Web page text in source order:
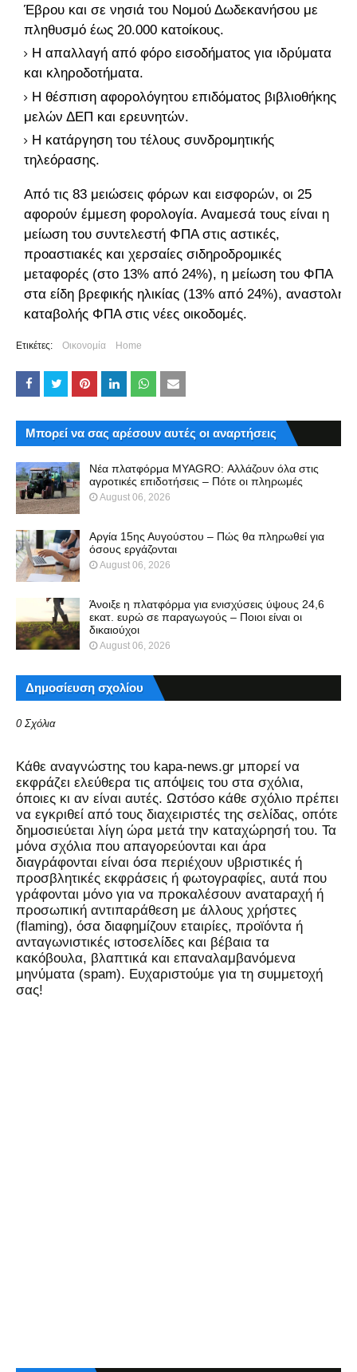
Έβρου και σε νησιά του Νομού Δωδεκανήσου με
πληθυσμό έως 20.000 κατοίκους.
Η απαλλαγή από φόρο εισοδήματος για ιδρύματα
και κληροδοτήματα.
Η θέσπιση αφορολόγητου επιδόματος βιβλιοθήκης
μελών ΔΕΠ και ερευνητών.
Η κατάργηση του τέλους συνδρομητικής
τηλεόρασης.
Από τις 83 μειώσεις φόρων και εισφορών, οι 25
αφορούν έμμεση φορολογία. Αναμεσά τους είναι η
μείωση του συντελεστή ΦΠΑ στις αστικές,
προαστιακές και χερσαίες σιδηροδρομικές
μεταφορές (στο 13% από 24%), η μείωση του ΦΠΑ
στα είδη βρεφικής ηλικίας (13% από 24%), αναστολή
καταβολής ΦΠΑ στις νέες οικοδομές.
Ετικέτες: Οικονομία Home
Μπορεί να σας αρέσουν αυτές οι αναρτήσεις
Νέα πλατφόρμα MYAGRO: Αλλάζουν όλα στις
αγροτικές επιδοτήσεις – Πότε οι πληρωμές
August 06, 2026
Αργία 15ης Αυγούστου – Πώς θα πληρωθεί για
όσους εργάζονται
August 06, 2026
Άνοιξε η πλατφόρμα για ενισχύσεις ύψους 24,6
εκατ. ευρώ σε παραγωγούς – Ποιοι είναι οι
δικαιούχοι
August 06, 2026
Δημοσίευση σχολίου
0 Σχόλια
Kάθε αναγνώστης του kapa-news.gr μπορεί να
εκφράζει ελεύθερα τις απόψεις του στα σχόλια,
όποιες κι αν είναι αυτές. Ωστόσο κάθε σχόλιο πρέπει
να εγκριθεί από τους διαχειριστές της σελίδας, οπότε
δημοσιεύεται λίγη ώρα μετά την καταχώρησή του. Τα
μόνα σχόλια που απαγορεύονται και άρα
διαγράφονται είναι όσα περιέχουν υβριστικές ή
προσβλητικές εκφράσεις ή φωτογραφίες, αυτά που
γράφονται μόνο για να προκαλέσουν αναταραχή ή
προσωπική αντιπαράθεση με άλλους χρήστες
(flaming), όσα διαφημίζουν εταιρίες, προϊόντα ή
ανταγωνιστικές ιστοσελίδες και βέβαια τα
κακόβουλα, βλαπτικά και επαναλαμβανόμενα
μηνύματα (spam). Ευχαριστούμε για τη συμμετοχή
σας!